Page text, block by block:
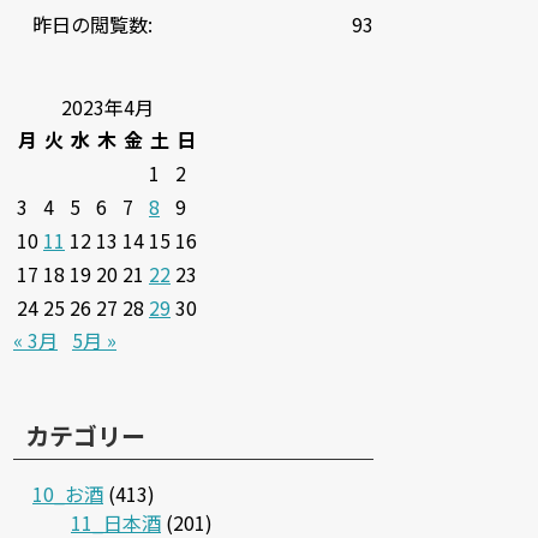
93
昨日の閲覧数:
2023年4月
月 火 水 木 金 土 日
1
2
3 4 5 6 7 8 9
10 11 12 13 14 15 16
17 18 19 20 21 22 23
24 25 26 27 28 2930
« 3月
5月 »
カテゴリー
10_お酒 (413)
11_日本酒 (201)